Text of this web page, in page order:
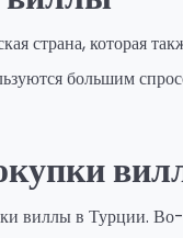
страна, которая
большим
виллы в Турции.